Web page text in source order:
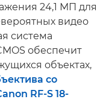
24,1 МП для
видео
система
обеспечит
объектах,
со
RF-S 18-